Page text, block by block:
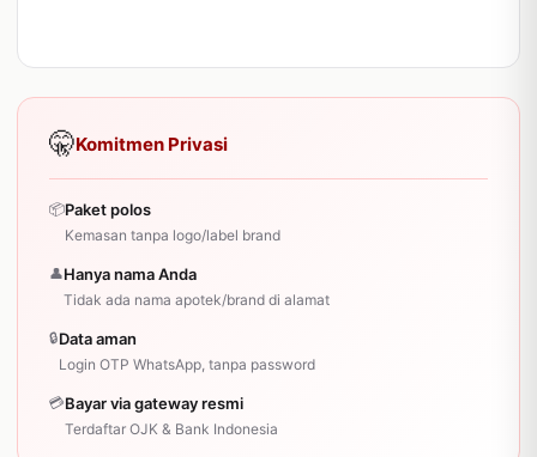
🤫Komitmen Privasi
📦Paket polos
Kemasan tanpa logo/label brand
👤Hanya nama Anda
Tidak ada nama apotek/brand di alamat
🔒Data aman
Login OTP WhatsApp, tanpa password
💳Bayar via gateway resmi
Terdaftar OJK & Bank Indonesia